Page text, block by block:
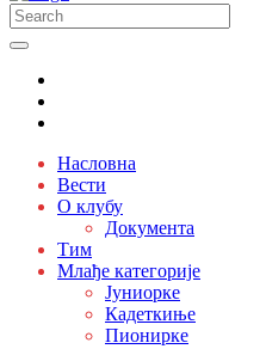
Насловна
Вести
О клубу
Документа
Тим
Млађе категорије
Јуниорке
Кадеткиње
Пионирке